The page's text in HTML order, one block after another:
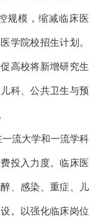
规模，缩减临床医
学院校招生计划。
高校将新增研究生
科、公共卫生与预
流大学和一流学科
投入力度。临床医
、感染、重症、儿
。以强化临床岗位